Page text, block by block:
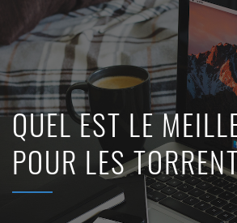
QUEL EST LE
POUR LES